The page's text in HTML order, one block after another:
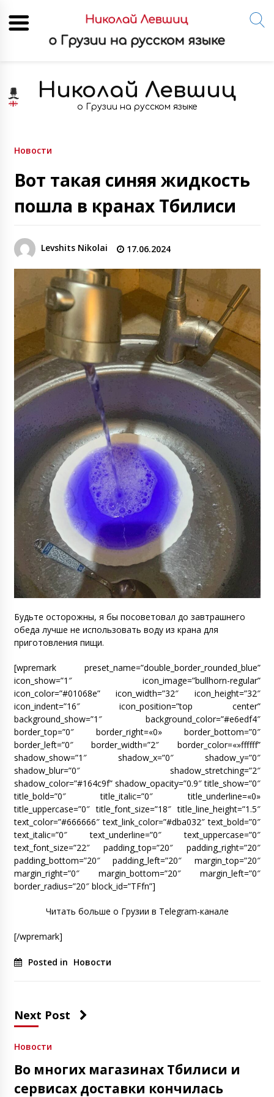
content
Николай Левшиц
о Грузии на русском языке
Новости
Вот такая синяя жидкость
пошла в кранах Тбилиси
Levshits Nikolai 17.06.2024
Будьте осторожны, я бы посоветовал до завтрашнего
обеда лучше не использовать воду из крана для
приготовления пищи.
[wpremark preset_name=”double_border_rounded_blue”
icon_show=”1″ icon_image=”bullhorn-regular”
icon_color=”#01068e” icon_width=”32″ icon_height=”32″
icon_indent=”16″ icon_position=”top center”
background_show=”1″ background_color=”#e6edf4″
border_top=”0″ border_right=«0» border_bottom=”0″
border_left=”0″ border_width=”2″ border_color=«»ffffff”
shadow_show=”1″ shadow_x=”0″ shadow_y=”0″
shadow_blur=”0″ shadow_stretching=”2″
shadow_color=”#164c9f” shadow_opacity=”0.9″ title_show=”0″
title_bold=”0″ title_italic=”0″ title_underline=«0»
title_uppercase=”0″ title_font_size=”18″ title_line_height=”1.5″
text_color=”#666666″ text_link_color=”#dba032″ text_bold=”0″
text_italic=”0″ text_underline=”0″ text_uppercase=”0″
text_font_size=”22″ padding_top=”20″ padding_right=”20″
padding_bottom=”20″ padding_left=”20″ margin_top=”20″
margin_right=”0″ margin_bottom=”20″ margin_left=”0″
border_radius=”20″ block_id=”TFfn”]
Читать больше о Грузии в Telegram-канале
[/wpremark]
Posted in Новости
Next Post
Новости
Во многих магазинах Тбилиси и
сервисах доставки кончилась